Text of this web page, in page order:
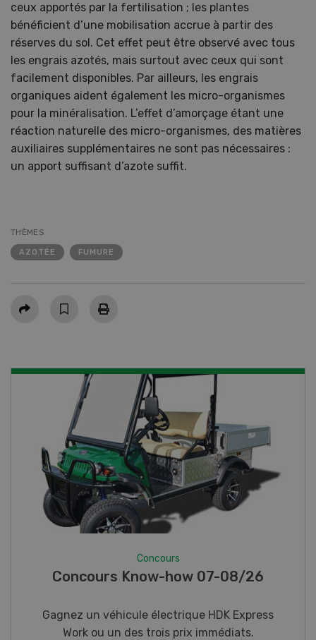
ceux apportés par la fertilisation ; les plantes
bénéficient d’une mobilisation accrue à partir des
réserves du sol. Cet effet peut être observé avec tous
les engrais azotés, mais surtout avec ceux qui sont
facilement disponibles. Par ailleurs, les engrais
organiques aident également les micro-organismes
pour la minéralisation. L’effet d’amorçage étant une
réaction naturelle des micro-organismes, des matières
auxiliaires supplémentaires ne sont pas nécessaires :
un apport suffisant d’azote suffit.
THÈMES
AZOTÉE FUMURE
Partager
Photo mystère 07-08/26
Gagnez l’un des cinq couteaux de poche LANDI